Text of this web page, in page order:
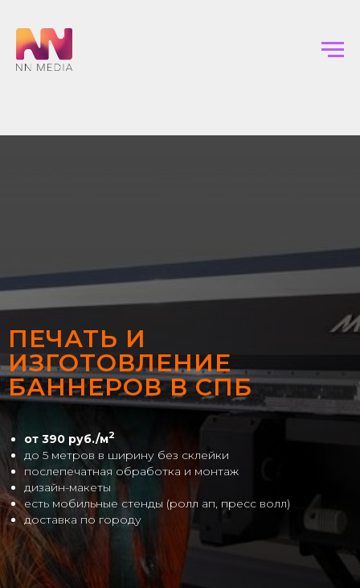
ПЕЧАТЬ И
ИЗГОТОВЛЕНИЕ
БАННЕРОВ В СПБ
от 390 руб./м2
до 5 метров в ширину без склейки
послепечатная обработка и монтаж
дизайн-макеты
есть мобильные стенды (ролл ап, пресс волл)
доставка по городу